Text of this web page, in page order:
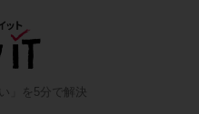
」を5分で解決